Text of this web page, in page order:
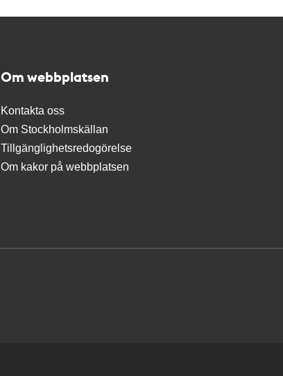
Om webbplatsen
Kontakta oss
Om Stockholmskällan
Tillgänglighetsredogörelse
Om kakor på webbplatsen